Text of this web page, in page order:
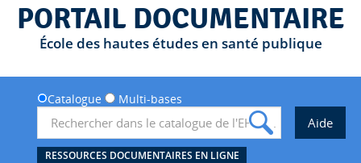
PORTAIL DOCUMENTAIRE
École des hautes études en santé publique
Catalogue Multi-bases
RESSOURCES DOCUMENTAIRES EN LIGNE